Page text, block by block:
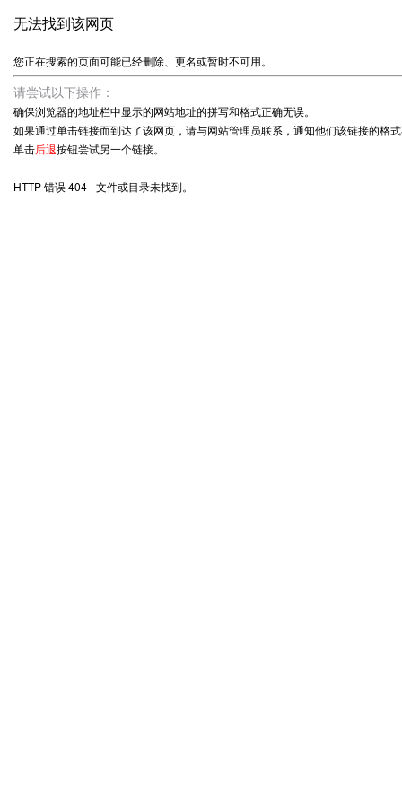
无法找到该网页
您正在搜索的页面可能已经删除、更名或暂时不可用。
请尝试以下操作：
确保浏览器的地址栏中显示的网站地址的拼写和格式正确无误。
如果通过单击链接而到达了该网页，请与网站管理员联系，通知他们该链接的格
单击后退按钮尝试另一个链接。
HTTP 错误 404 - 文件或目录未找到。